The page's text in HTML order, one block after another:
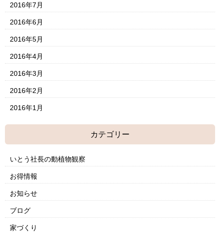
2016年7月
2016年6月
2016年5月
2016年4月
2016年3月
2016年2月
2016年1月
カテゴリー
いとう社長の動植物観察
お得情報
お知らせ
ブログ
家づくり